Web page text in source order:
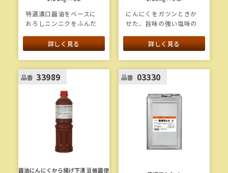
特選濃口醤油をベースに
おろしニンニクをふんだ
下漬けたれです。
詳しく見る
にんにくをガツンときか
せた、旨味の強い塩味の
す。長崎県五島灘のまろ
やかな塩を使用すること
で、塩カドを感じさせな
い優しい味わいになって
います。りんごやパイナ
深みを付与し、しょうゆ
ことで、味わい深く仕上
げています。
詳しく見る
品番 33989
醤油にんにくから揚げ下漬 豆板醤使
品番 03330